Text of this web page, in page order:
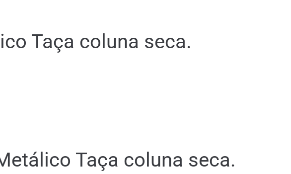
Taça coluna seca.
Taça coluna seca.